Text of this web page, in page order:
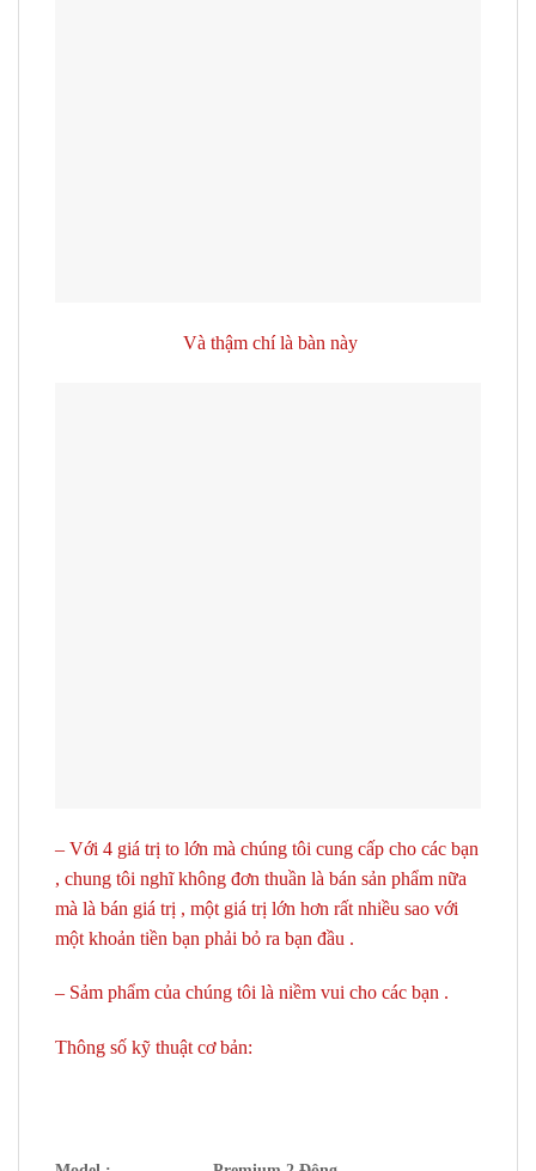
Và thậm chí là bàn này
– Với 4 giá trị to lớn mà chúng tôi cung cấp cho các bạn
, chung tôi nghĩ không đơn thuần là bán sản phẩm nữa
mà là bán giá trị , một giá trị lớn hơn rất nhiều sao với
một khoản tiền bạn phải bỏ ra bạn đầu .
– Sảm phẩm của chúng tôi là niềm vui cho các bạn .
Thông số kỹ thuật cơ bản: